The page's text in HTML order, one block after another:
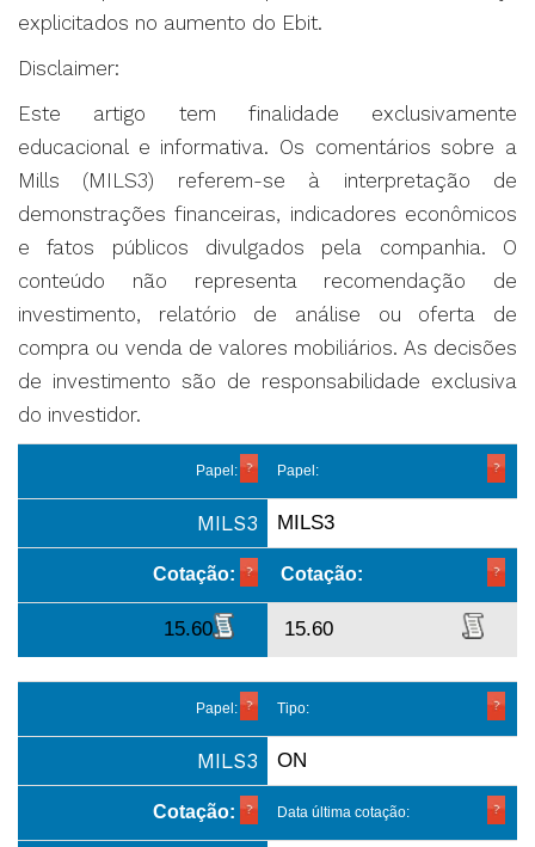
explicitados no aumento do Ebit.
Disclaimer:
Este artigo tem finalidade exclusivamente
educacional e informativa. Os comentários sobre a
Mills (MILS3) referem-se à interpretação de
demonstrações financeiras, indicadores econômicos
e fatos públicos divulgados pela companhia. O
conteúdo não representa recomendação de
investimento, relatório de análise ou oferta de
compra ou venda de valores mobiliários. As decisões
de investimento são de responsabilidade exclusiva
do investidor.
Papel: Papel:
MILS3 MILS3
Cotação: Cotação:
15.60 15.60
Papel: Tipo:
MILS3 ON
Cotação: Data última cotação: